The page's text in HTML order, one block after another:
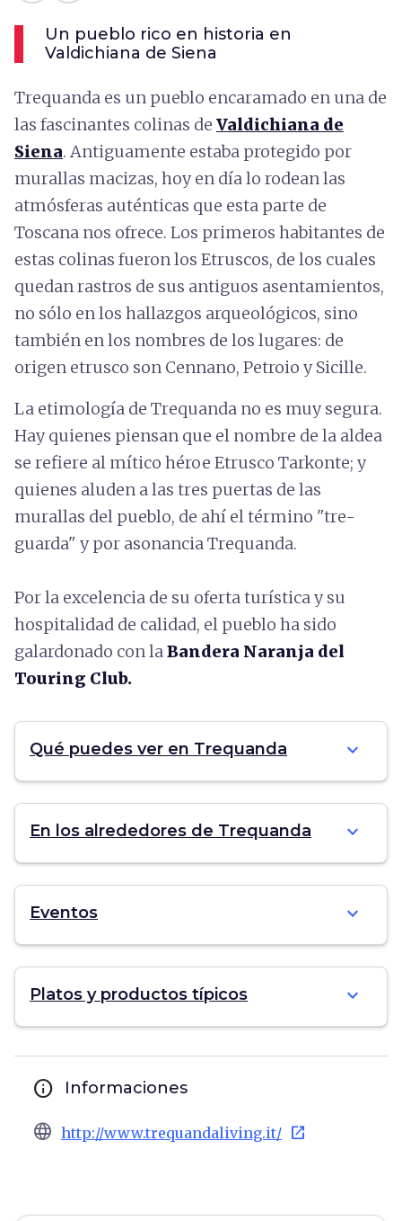
Un pueblo rico en historia en
Valdichiana de Siena
Trequanda es un pueblo encaramado en una de
las fascinantes colinas de Valdichiana de
Siena. Antiguamente estaba protegido por
murallas macizas, hoy en día lo rodean las
atmósferas auténticas que esta parte de
Toscana nos ofrece. Los primeros habitantes de
estas colinas fueron los Etruscos, de los cuales
quedan rastros de sus antiguos asentamientos,
no sólo en los hallazgos arqueológicos, sino
también en los nombres de los lugares: de
origen etrusco son Cennano, Petroio y Sicille.
La etimología de Trequanda no es muy segura.
Hay quienes piensan que el nombre de la aldea
se refiere al mítico héroe Etrusco Tarkonte; y
quienes aluden a las tres puertas de las
murallas del pueblo, de ahí el término "tre-
guarda" y por asonancia Trequanda.
Por la excelencia de su oferta turística y su
hospitalidad de calidad, el pueblo ha sido
galardonado con laBandera Naranja del
Touring Club.
Qué puedes ver en Trequanda expand_more
En los alrededores de Trequanda expand_more
Eventos expand_more
Platos y productos típicos expand_more
info Informaciones
language http://www.trequandaliving.it/ open_in_new